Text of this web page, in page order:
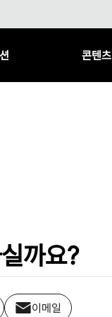
콘텐츠
까요?
이메일